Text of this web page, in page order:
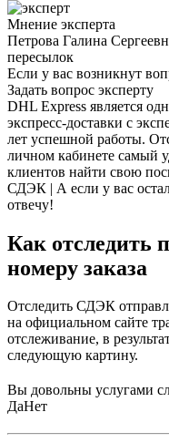
Мнение эксперта
Петрова Галина
пересылок
Если у вас возникнут
Задать вопрос эксперту
DHL Express является
экспресс-доставки с
лет успешной работы.
личном кабинете самый
клиентов найти свою
СДЭК | А если у вас
отвечу!
Как отследить
номеру заказа
Отследить СДЭК
на официальном сайте
отслеживание, в
следующую картину.
Вы довольны услугами
ДаНет